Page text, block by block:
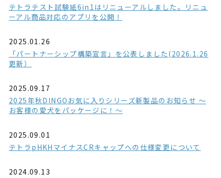
テトラテスト試験紙6in1はリニューアルしました。リニュ
ーアル商品対応のアプリを公開！
2025.01.26
「パートナーシップ構築宣言」を公表しました(2026.1.26
更新）
2025.09.17
2025年秋DINGOお気に入りシリーズ新製品のお知らせ ～
お客様の愛犬をパッケージに！～
2025.09.01
テトラpHKHマイナスCRキャップへの仕様変更について
2024.09.13